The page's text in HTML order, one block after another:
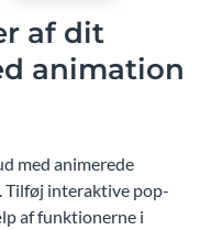
af dit
animation
med animerede
Tilføj interaktive pop-
af funktionerne i